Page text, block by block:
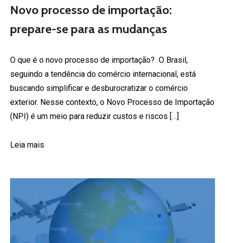
Novo processo de importação:
prepare-se para as mudanças
O que é o novo processo de importação? O Brasil,
seguindo a tendência do comércio internacional, está
buscando simplificar e desburocratizar o comércio
exterior. Nesse contexto, o Novo Processo de Importação
(NPI) é um meio para reduzir custos e riscos […]
Leia mais